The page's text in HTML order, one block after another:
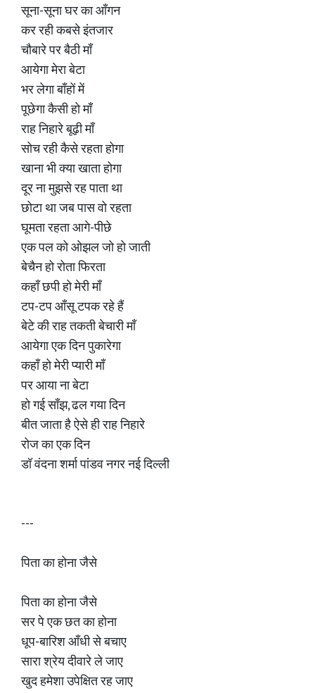
सूना-सूना घर का आँगन
कर रही कबसे इंतजार
चौबारे पर बैठी माँ
आयेगा मेरा बेटा
भर लेगा बाँहों में
पूछेगा कैसी हो माँ
राह निहारे बूढ़ी माँ
सोच रही कैसे रहता होगा
खाना भी क्या खाता होगा
दूर ना मुझसे रह पाता था
छोटा था जब पास वो रहता
घूमता रहता आगे-पीछे
एक पल को ओझल जो हो जाती
बेचैन हो रोता फिरता
कहाँ छपी हो मेरी माँ
टप-टप आँसू टपक रहे हैं
बेटे की राह तकती बेचारी माँ
आयेगा एक दिन पुकारेगा
कहाँ हो मेरी प्यारी माँ
पर आया ना बेटा
हो गई साँझ, ढल गया दिन
बीत जाता है ऐसे ही राह निहारे
रोज का एक दिन
डॉ वंदना शर्मा पांडव नगर नई दिल्ली
---
पिता का होना जैसे
पिता का होना जैसे
सर पे एक छत का होना
धूप-बारिश आँधी से बचाए
सारा श्रेय दीवारे ले जाए
खुद हमेशा उपेक्षित रह जाए